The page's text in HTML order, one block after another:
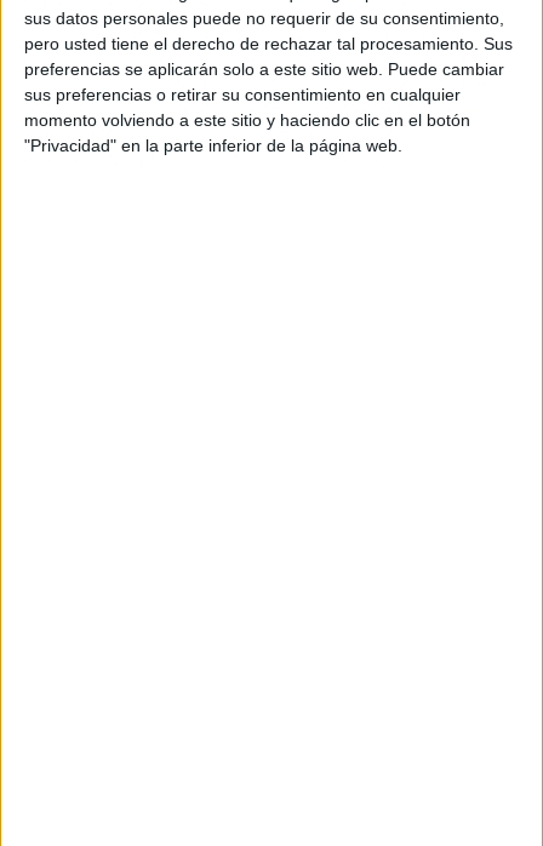
sus datos personales puede no requerir de su consentimiento,
pero usted tiene el derecho de rechazar tal procesamiento. Sus
preferencias se aplicarán solo a este sitio web. Puede cambiar
sus preferencias o retirar su consentimiento en cualquier
momento volviendo a este sitio y haciendo clic en el botón
"Privacidad" en la parte inferior de la página web.
Propuestas para mejorar lacomprensión
lectora
Dinámicas para fomentar ellenguaje oral